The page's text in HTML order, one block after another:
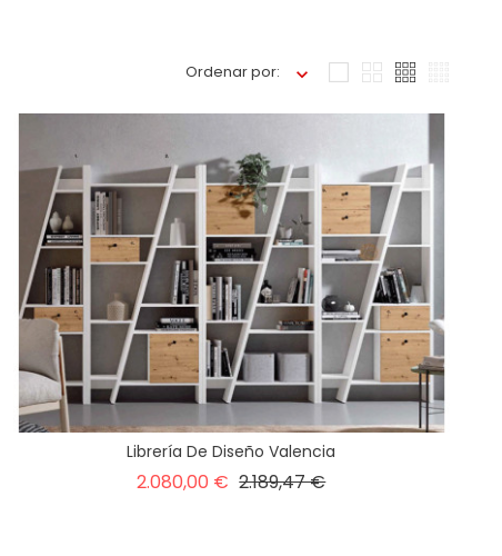
Ordenar por:
Librería De Diseño Valencia
2.080,00 € Precio
2.189,47 €Precio